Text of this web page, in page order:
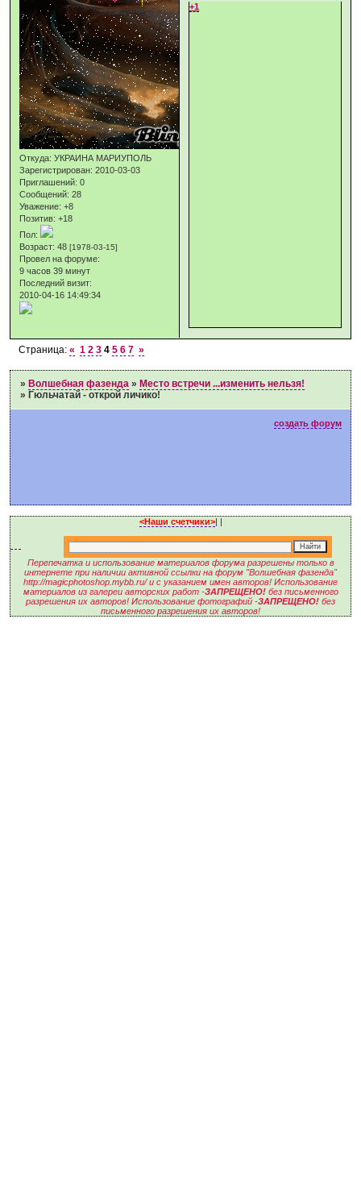
Откуда: УКРАИНА МАРИУПОЛЬ
Зарегистрирован: 2010-03-03
Приглашений: 0
Сообщений: 28
Уважение: +8
Позитив: +18
Пол:
Возраст: 48[1978-03-15]
Провел на форуме:
9 часов 39 минут
Последний визит:
2010-04-16 14:49:34
+1
Страница:« 1 2 3 4 5 6 7 »
» Волшебная фазенда » Место встречи ...изменить нельзя!
» Гюльчатай - открой личико!
создать форум
<Наши счетчики>| |
Перепечатка и использование материалов форума разрешены только в
интернете при наличии активной ссылки на форум "Волшебная фазенда"
http://magicphotoshop.mybb.ru/ и с указанием имен авторов! Использование
материалов из галереи авторских работ -ЗАПРЕЩЕНО!без письменного
разрешения их авторов! Использование фотографий -ЗАПРЕЩЕНО! без
письменного разрешения их авторов!